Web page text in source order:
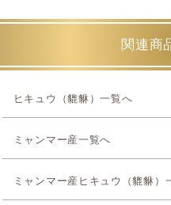
関連商
ヒキュウ（貔貅）一覧へ
ミャンマー産一覧へ
ミャンマー産ヒキュウ（貔貅）